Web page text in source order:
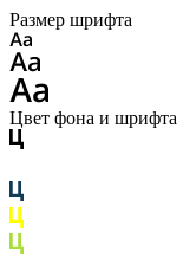
Размер шрифта
Цвет фона и шрифта